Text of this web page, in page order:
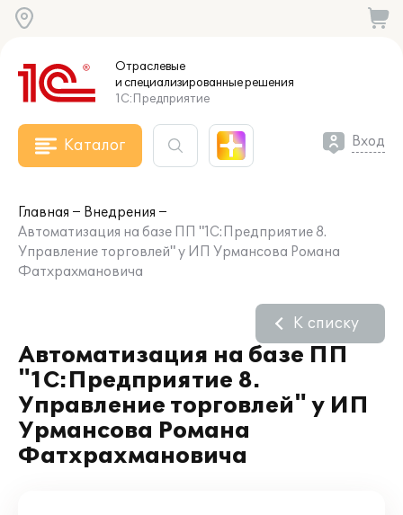
Отраслевые
и специализированныерешения
1С:Предприятие
Каталог Вход
Главная
Внедрения
Автоматизация на базе ПП "1С:Предприятие 8.
Управление торговлей" у ИП Урмансова Романа
Фатхрахмановича
Автоматизация на базе ПП
"1С:Предприятие 8.
Управление торговлей" у ИП
Урмансова Романа
Фатхрахмановича
К списку